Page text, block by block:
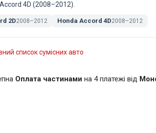
4D (2008–2012).
2D2008–2012 Honda Accord 4D2008–2012
список сумісних авто
Оплата частинами на 4 платежі від